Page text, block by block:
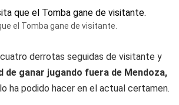
el Tomba gane de visitante.
derrotas seguidas de visitante y
de ganar jugando fuera de Mendoza,
ha podido hacer en el actual certamen.